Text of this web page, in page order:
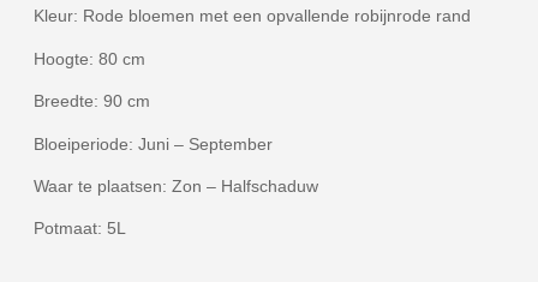
Kleur: Rode bloemen met een opvallende robijnrode rand
Hoogte: 80 cm
Breedte: 90 cm
Bloeiperiode: Juni – September
Waar te plaatsen: Zon – Halfschaduw
Potmaat: 5L